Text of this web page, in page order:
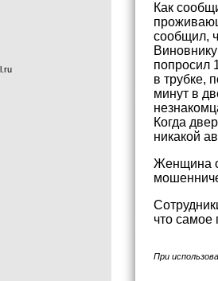
Как
сообщил,
попросил
в трубке,
минут в
Когда
никакой
Женщина
что самое
При